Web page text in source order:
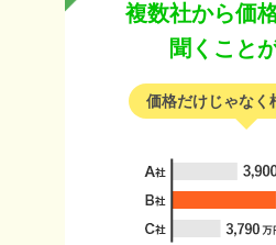
複数社から価
聞くこと
価格だけじゃなく